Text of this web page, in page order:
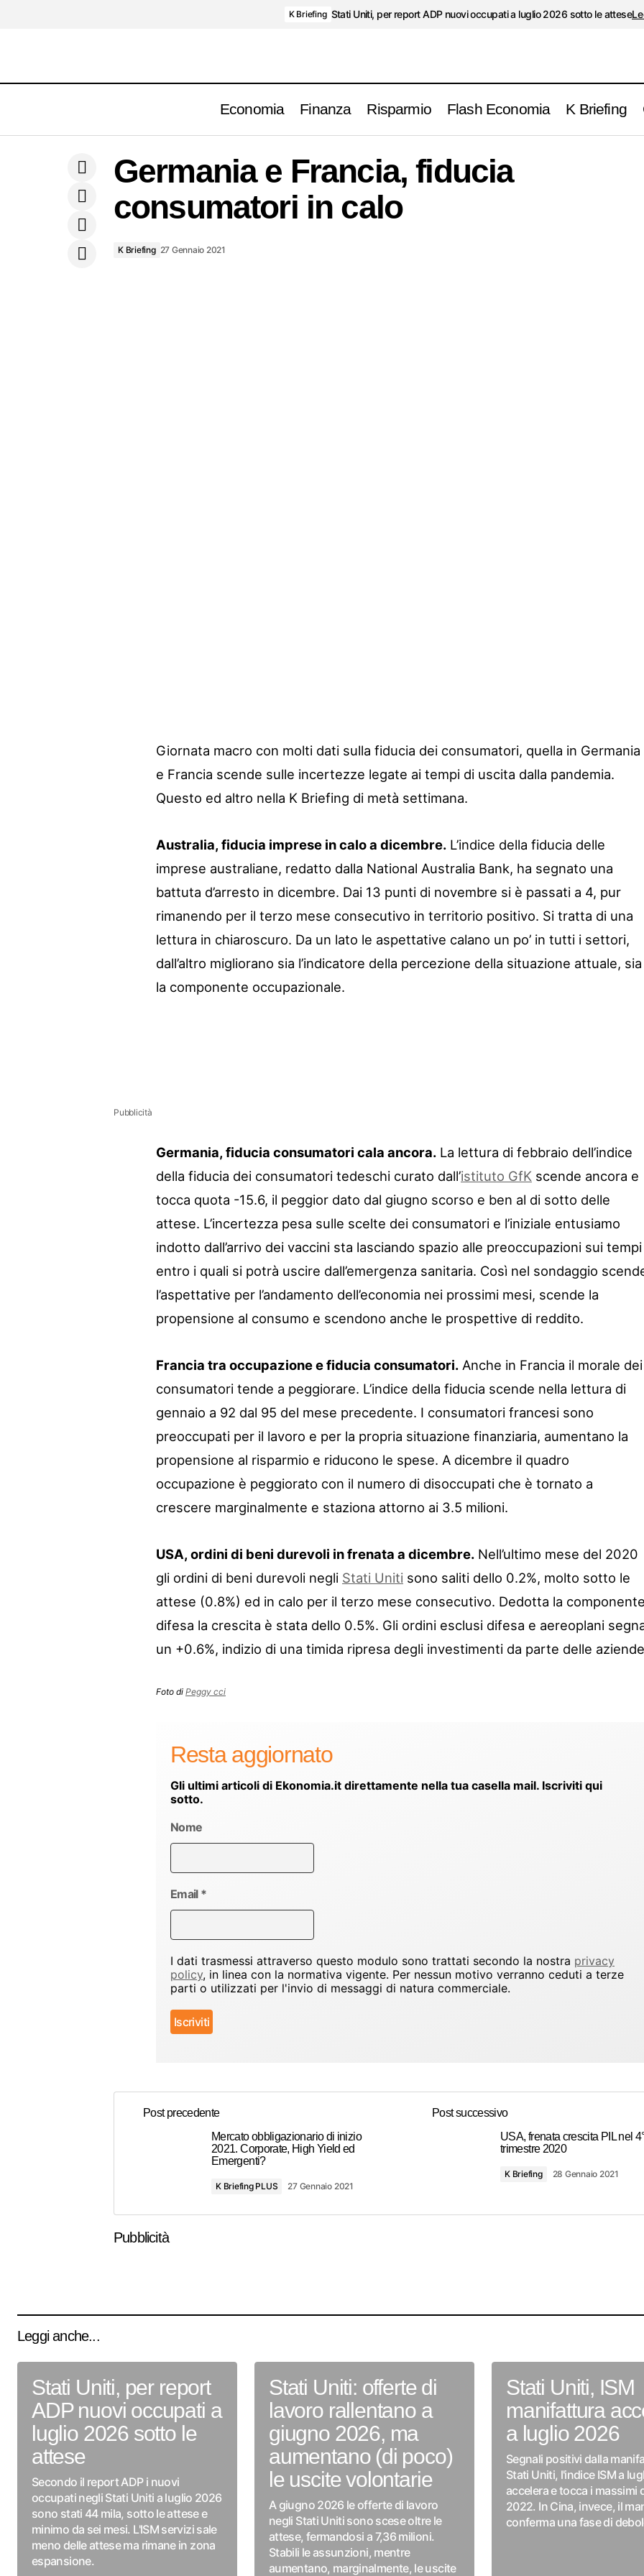
K Briefing Stati Uniti, per report ADP nuovi occupati a luglio 2026 sotto le attese
Economia Finanza Risparmio Flash Economia K Briefing
Corporate, High Yield ed Emergenti?
Germania e Francia, fiducia consumatori in
Germania e Francia, fiducia
consumatori in calo
K Briefing 27 Gennaio 2021
Giornata macro con molti dati sulla fiducia dei consumatori, quella in Germania
e Francia scende sulle incertezze legate ai tempi di uscita dalla pandemia.
Questo ed altro nella K Briefing di metà settimana.
Australia, fiducia imprese in calo a dicembre. L’indice della fiducia delle
imprese australiane, redatto dalla National Australia Bank, ha segnato una
battuta d’arresto in dicembre. Dai 13 punti di novembre si è passati a 4, pur
rimanendo per il terzo mese consecutivo in territorio positivo. Si tratta di una
lettura in chiaroscuro. Da un lato le aspettative calano un po’ in tutti i settori,
dall’altro migliorano sia l’indicatore della percezione della situazione attuale, sia
la componente occupazionale.
Pubblicità
Germania, fiducia consumatori cala ancora. La lettura di febbraio dell’indice
della fiducia dei consumatori tedeschi curato dall’istituto GfK scende ancora e
tocca quota -15.6, il peggior dato dal giugno scorso e ben al di sotto delle
attese. L’incertezza pesa sulle scelte dei consumatori e l’iniziale entusiamo
indotto dall’arrivo dei vaccini sta lasciando spazio alle preoccupazioni sui tempi
entro i quali si potrà uscire dall’emergenza sanitaria. Così nel sondaggio
l’aspettative per l’andamento dell’economia nei prossimi mesi, scende la
propensione al consumo e scendono anche le prospettive di reddito.
Francia tra occupazione e fiducia consumatori. Anche in Francia il morale dei
consumatori tende a peggiorare. L’indice della fiducia scende nella lettura di
gennaio a 92 dal 95 del mese precedente. I consumatori francesi sono
preoccupati per il lavoro e per la propria situazione finanziaria, aumentano la
propensione al risparmio e riducono le spese. A dicembre il quadro
occupazione è peggiorato con il numero di disoccupati che è tornato a
crescere marginalmente e staziona attorno ai 3.5 milioni.
USA, ordini di beni durevoli in frenata a dicembre. Nell’ultimo mese del 2020
gli ordini di beni durevoli negli Stati Uniti sono saliti dello 0.2%, molto sotto le
attese (0.8%) ed in calo per il terzo mese consecutivo. Dedotta la
difesa la crescita è stata dello 0.5%. Gli ordini esclusi difesa e aereoplani
un +0.6%, indizio di una timida ripresa degli investimenti da parte delle
Foto di Peggy cci
Resta aggiornato
Gli ultimi articoli di Ekonomia.it direttamente nella tua casella mail. Iscriviti qui
sotto.
Nome
Email *
I dati trasmessi attraverso questo modulo sono trattati secondo la nostra privacy
policy, in linea con la normativa vigente. Per nessun motivo verranno ceduti a terze
parti o utilizzati per l'invio di messaggi di natura commerciale.
Post precedente
Mercato obbligazionario di inizio
2021. Corporate, High Yield ed
Emergenti?
K Briefing PLUS 27 Gennaio 2021
Post successivo
USA, frenata crescita PIL nel
trimestre 2020
K Briefing 28 Gennaio 2021
Pubblicità
Leggi anche...
Stati Uniti, per report
ADP nuovi occupati a
luglio 2026 sotto le
attese
Secondo il report ADP i nuovi
occupati negli Stati Uniti a luglio 2026
sono stati 44 mila, sotto le attese e
minimo da sei mesi. L'ISM servizi sale
meno delle attese ma rimane in zona
espansione.
Stati Uniti: offerte di
lavoro rallentano a
giugno 2026, ma
aumentano (di poco)
le uscite volontarie
A giugno 2026 le offerte di lavoro
negli Stati Uniti sono scese oltre le
attese, fermandosi a 7,36 milioni.
Stabili le assunzioni, mentre
aumentano, marginalmente, le uscite
Stati Uniti, ISM
manifattura
a luglio 2026
Segnali positivi dalla
Stati Uniti, l'indice ISM a
accelera e tocca i massimi
2022. In Cina, invece, il
conferma una fase di